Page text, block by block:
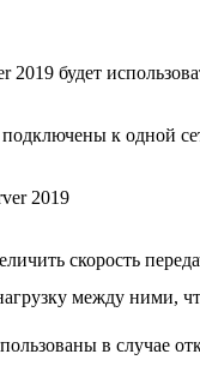
будет
к одной
2019
скорость
между ними,
в случае